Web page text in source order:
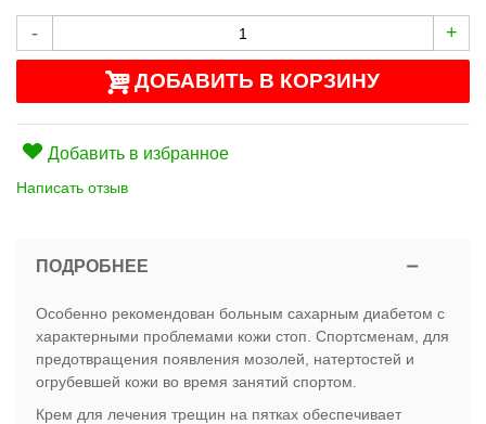
- +
ДОБАВИТЬ В КОРЗИНУ
Добавить в избранное
Написать отзыв
ПОДРОБНЕЕ
Особенно рекомендован больным сахарным диабетом с
характерными проблемами кожи стоп. Спортсменам, для
предотвращения появления мозолей, натертостей и
огрубевшей кожи во время занятий спортом.
Крем для лечения трещин на пятках обеспечивает